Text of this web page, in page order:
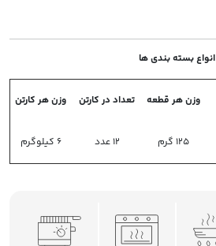
انواع بسته بندی ها
وزن هر قطعه تعداد در کارتن وزن هر کارتن
125 گرم 12 عدد 6 کیلوگرم